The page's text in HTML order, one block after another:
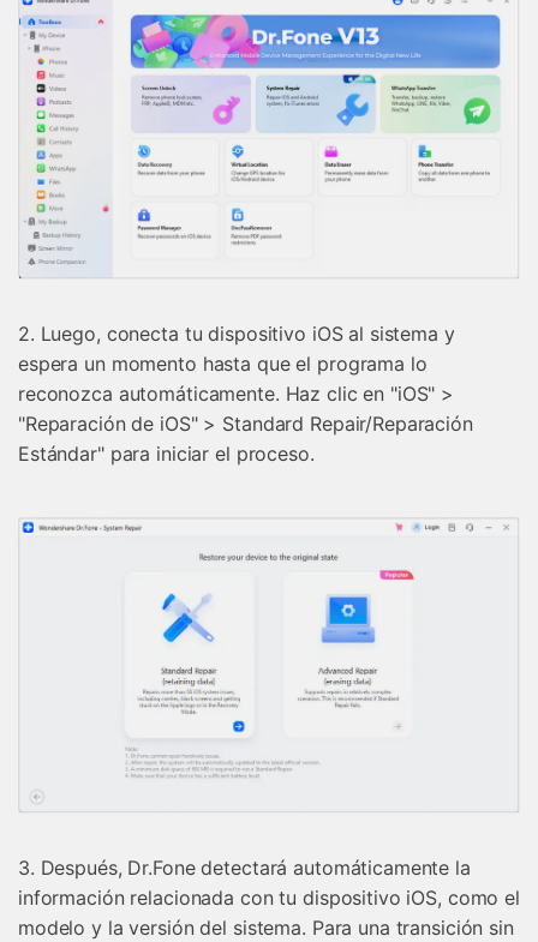
2. Luego, conecta tu dispositivo iOS al sistema y
espera un momento hasta que el programa lo
reconozca automáticamente. Haz clic en "iOS" >
"Reparación de iOS" > Standard Repair/Reparación
Estándar" para iniciar el proceso.
3. Después, Dr.Fone detectará automáticamente la
información relacionada con tu dispositivo iOS, como el
modelo y la versión del sistema. Para una transición sin